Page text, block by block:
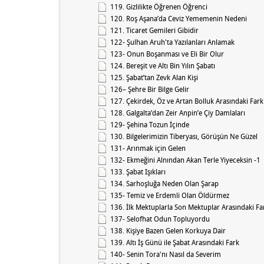
119. Gizlilikte Öğrenen Öğrenci
120. Roş Aşana’da Ceviz Yememenin Nedeni
121. Ticaret Gemileri Gibidir
122- Şulhan Aruh'ta Yazılanları Anlamak
123- Onun Boşanması ve Eli Bir Olur
124. Bereşit ve Altı Bin Yılın Şabatı
125. Şabat’tan Zevk Alan Kişi
126– Şehre Bir Bilge Gelir
127. Çekirdek, Öz ve Artan Bolluk Arasındaki Fark
128. Galgalta’dan Zeir Anpin’e Çiy Damlaları
129- Şehina Tozun İçinde
130. Bilgelerimizin Tiberyası, Görüşün Ne Güzel
131- Arınmak için Gelen
132- Ekmeğini Alnından Akan Terle Yiyeceksin -1
133. Şabat Işıkları
134. Sarhoşluğa Neden Olan Şarap
135- Temiz ve Erdemli Olan Öldürmez
136. İlk Mektuplarla Son Mektuplar Arasındaki
137- Selofhat Odun Topluyordu
138. Kişiye Bazen Gelen Korkuya Dair
139. Altı İş Günü ile Şabat Arasındaki Fark
140- Senin Tora'nı Nasıl da Severim